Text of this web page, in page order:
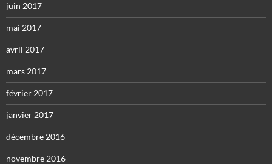
juin 2017
mai 2017
avril 2017
mars 2017
février 2017
janvier 2017
décembre 2016
novembre 2016